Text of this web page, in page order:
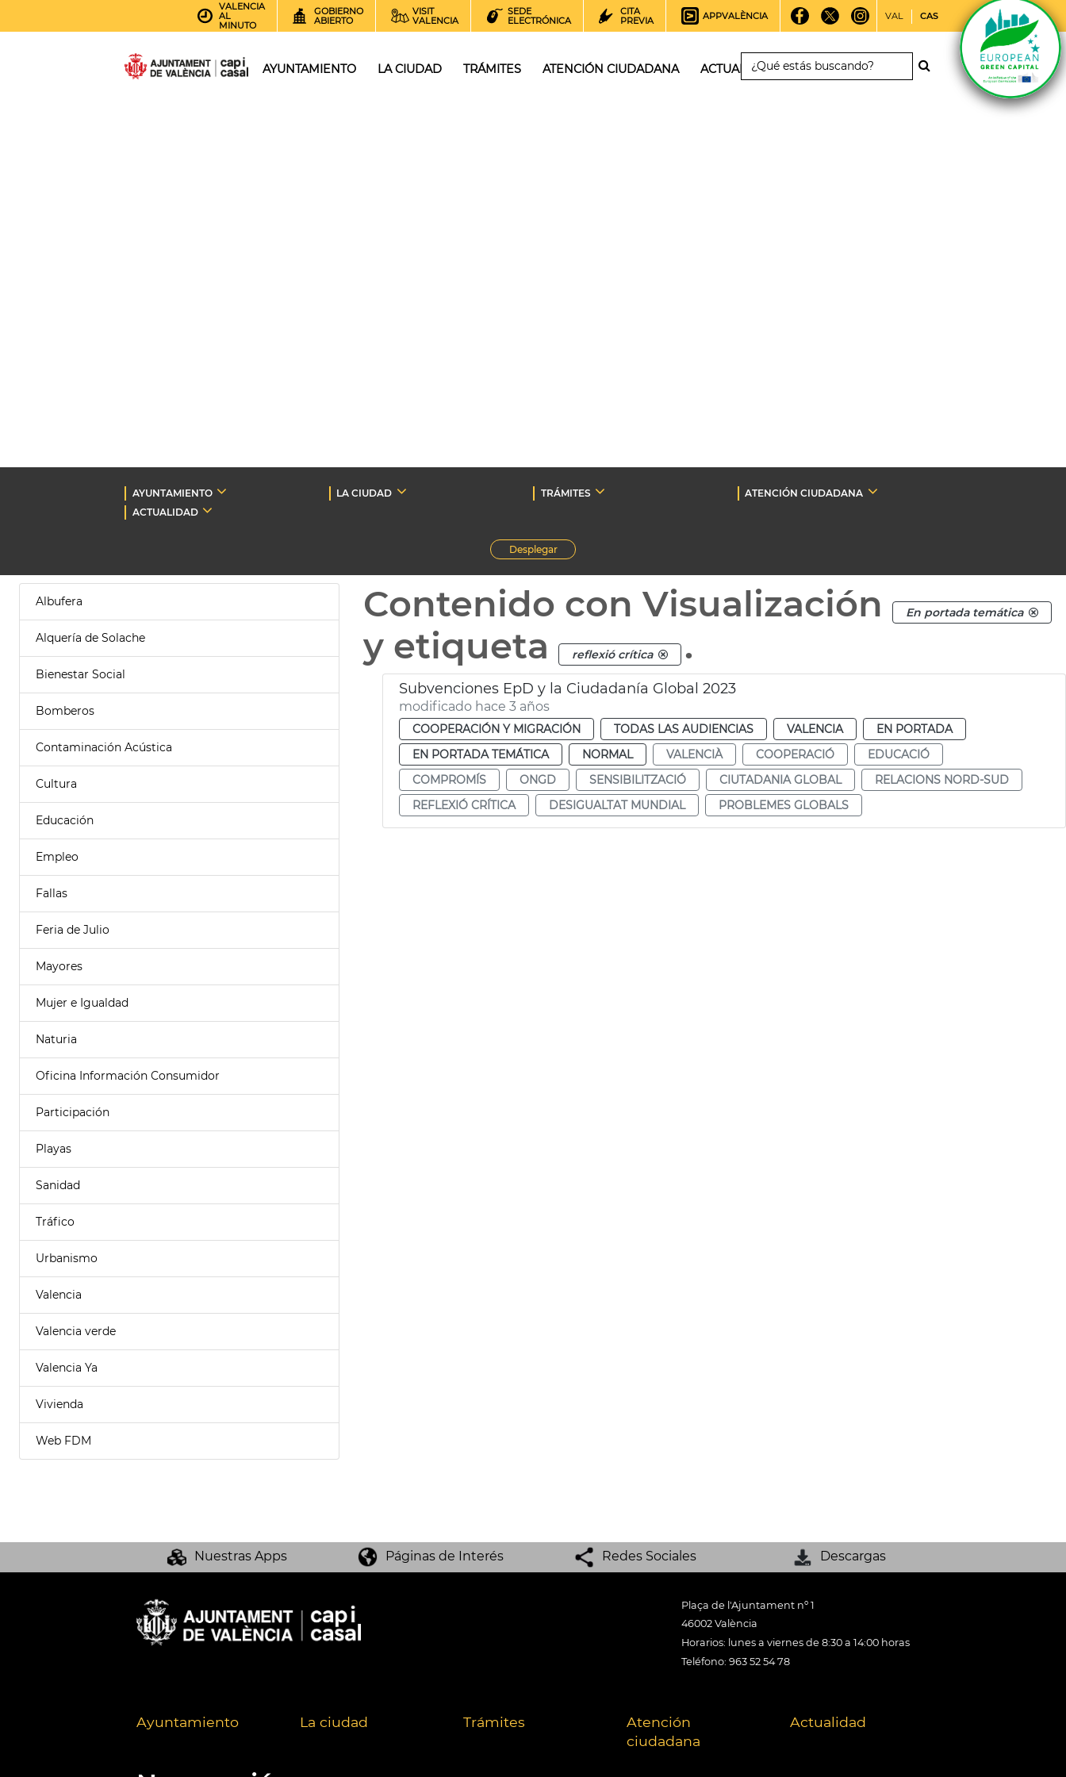
VALENCIA
AL
MINUTO
GOBIERNO
ABIERTO
VISIT
VALENCIA
SEDE
ELECTRÓNICA
CITA
PREVIA
APPVALÈNCIA VAL CAS
AYUNTAMIENTO LA CIUDAD TRÁMITES ATENCIÓN CIUDADANA ACTUALIDAD
AYUNTAMIENTO LA CIUDAD TRÁMITES
ATENCIÓN CIUDADANA
ACTUALIDAD
Desplegar
Albufera
Alquería de Solache
Bienestar Social
Bomberos
Contaminación Acústica
Cultura
Educación
Empleo
Fallas
Feria de Julio
Mayores
Mujer e Igualdad
Naturia
Oficina Información Consumidor
Participación
Playas
Sanidad
Tráfico
Urbanismo
Valencia
Valencia verde
Valencia Ya
Vivienda
Web FDM
Contenido con Visualización En portada temática
y etiqueta reflexió crítica .
Subvenciones EpD y la Ciudadanía Global 2023
modificado hace 3 años
COOPERACIÓN Y MIGRACIÓN TODAS LAS AUDIENCIAS VALENCIA
EN PORTADA
EN PORTADA TEMÁTICA
NORMAL VALENCIÀ COOPERACIÓ
EDUCACIÓ
COMPROMÍS
ONGD SENSIBILITZACIÓ CIUTADANIA GLOBAL
RELACIONS NORD-SUD
REFLEXIÓ CRÍTICA
DESIGUALTAT MUNDIAL PROBLEMES GLOBALS
Nuestras Apps Páginas de Interés Redes Sociales Descargas
Plaça de l'Ajuntament nº 1
46002 València
Horarios: lunes a viernes de 8:30 a 14:00 horas
Teléfono: 963 52 54 78
Ayuntamiento La ciudad Trámites
Atención
ciudadana
Actualidad